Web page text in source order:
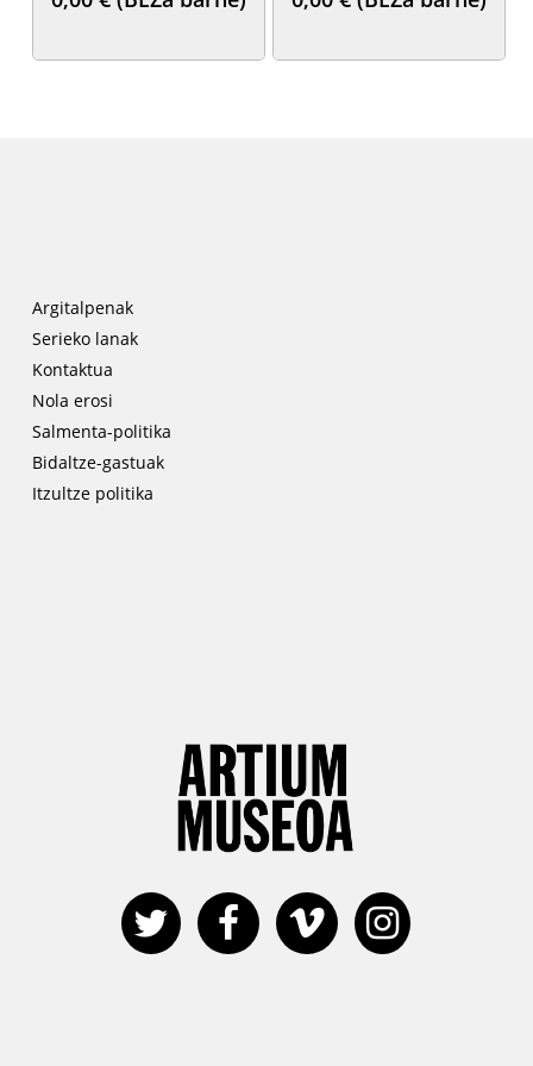
Medina
Argitalpenak
Serieko lanak
Kontaktua
Nola erosi
Salmenta-politika
Bidaltze-gastuak
Itzultze politika